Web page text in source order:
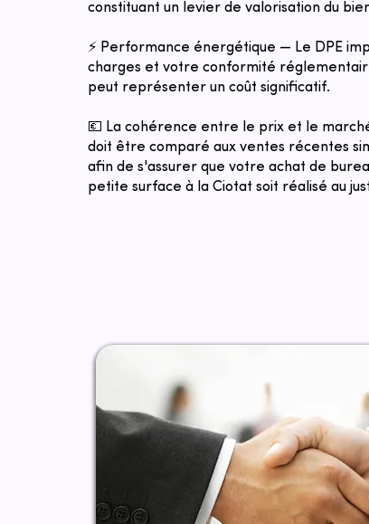
constituant un levier de valorisation du
⚡ Performance énergétique — Le DPE
charges et votre conformité
peut représenter un coût significatif.
💶 La cohérence entre le prix et le
doit être comparé aux ventes récentes
afin de s'assurer que votre achat de
petite surface à la Ciotat soit réalisé au